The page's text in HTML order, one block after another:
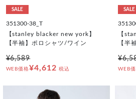
SALE
351300-38_T
【stanley blacker new york】
【半袖】ポロシャツ/ワイン
¥6,589
WEB価格¥4,612 税込
SALE
【
【半
WEB